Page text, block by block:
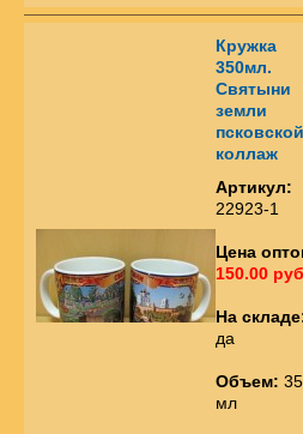
Кружка
350мл.
Святыни
земли
коллаж
Артикул:
22923-1
Цена
150.00
На
да
Объем:
мл